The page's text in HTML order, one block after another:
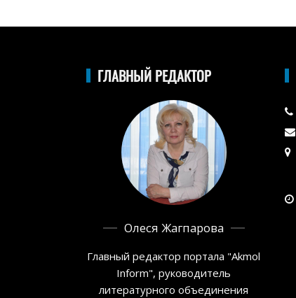
ГЛАВНЫЙ РЕДАКТОР
Олеся Жагпарова
Главный редактор портала "Akmol
Inform", руководитель
литературного объединения